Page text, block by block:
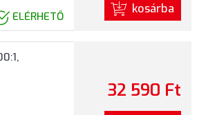
ELÉRHETŐ
kosárba
32 590 Ft